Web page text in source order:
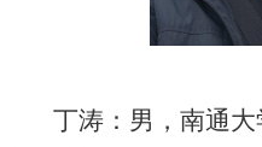
丁涛：男，南通